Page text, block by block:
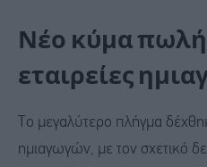
Νέο κύμα
εταιρείες
Το μεγαλύτερο πλήγμα
ημιαγωγών, με τον σχετικό